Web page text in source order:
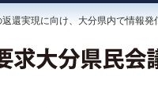
還実現に向け、大分県内で情報